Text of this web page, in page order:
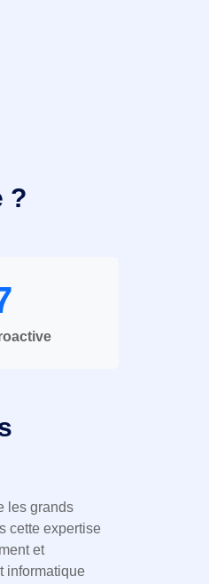
?
les grands
cette expertise
et
informatique